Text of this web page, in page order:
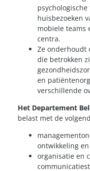
huisbezoeken
mobiele teams
centra.
Ze onderhoudt
die betrokken
en
verschillende
Het Departement
belast met de
ontwikkeling
organisatie en